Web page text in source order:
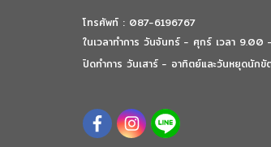
โทรศัพท์ : 087-6196767
ในเวลาทำการ วันจันทร์ - ศุกร์ เวลา
ปิดทำการ วันเสาร์ - อาทิตย์และวันหยุดนัก